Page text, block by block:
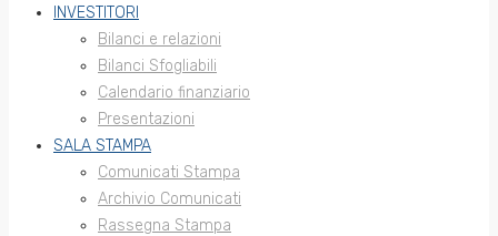
INVESTITORI
Bilanci e relazioni
Bilanci Sfogliabili
Calendario finanziario
Presentazioni
SALA STAMPA
Comunicati Stampa
Archivio Comunicati
Rassegna Stampa